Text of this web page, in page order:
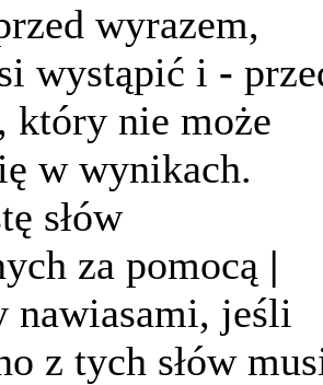
wyrazem,
wystąpić i -
który nie może
w wynikach.
słów
za pomocą |
nawiasami, jeśli
z tych słów